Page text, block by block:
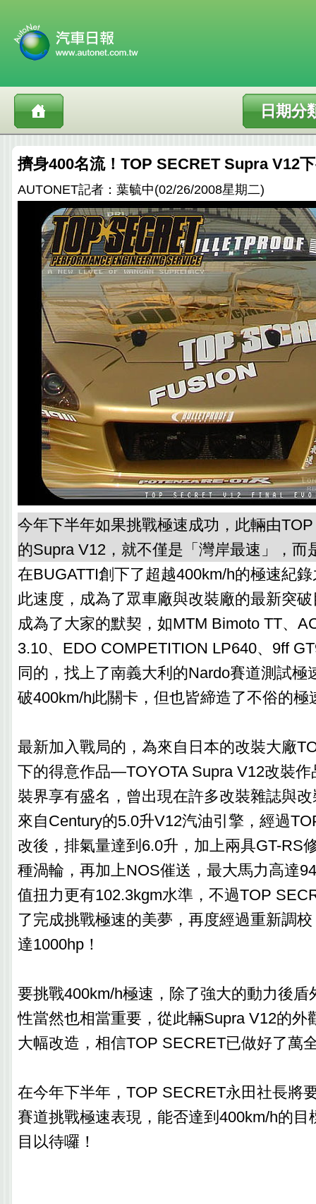
日期分
擠身400名流！TOP SECRET Supra V12
AUTONET記者：葉毓中(02/26/2008星期二)
今年下半年如果挑戰極速成功，此輛由
的Supra V12，就不僅是「灣岸最速」，而
在BUGATTI創下了超越400km/h的極速紀
此速度，成為了眾車廠與改裝廠的最新突
成為了大家的默契，如MTM Bimoto TT、
3.10、EDO COMPETITION LP640、9ff
同的，找上了南義大利的Nardo賽道測試極
破400km/h此關卡，但也皆締造了不俗的極
最新加入戰局的，為來自日本的改裝大廠
下的得意作品—TOYOTA Supra V12改裝作
裝界享有盛名，曾出現在許多改裝雜誌與
來自Century的5.0升V12汽油引擎，經過
改後，排氣量達到6.0升，加上兩具GT-RS
種渦輪，再加上NOS催送，最大馬力高達
值扭力更有102.3kgm水準，不過TOP
了完成挑戰極速的美夢，再度經過重新調
達1000hp！
要挑戰400km/h極速，除了強大的動力後盾
性當然也相當重要，從此輛Supra V12的外
大幅改造，相信TOP SECRET已做好了萬
在今年下半年，TOP SECRET永田社長將
賽道挑戰極速表現，能否達到400km/h的目
目以待囉！